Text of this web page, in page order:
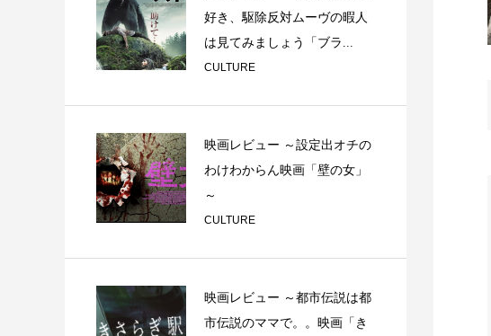
好き、駆除反対ムーヴの暇人
は見てみましょう「ブラ...
CULTURE
映画レビュー ～設定出オチの
わけわからん映画「壁の女」
～
CULTURE
映画レビュー ～都市伝説は都
市伝説のママで。。映画「き